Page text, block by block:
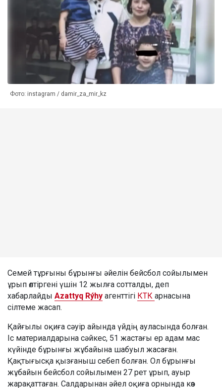
Фото: instagram / damir_za_mir_kz
Семей тұрғыны бұрынғы әйелін бейсбол сойылымен
ұрып өлтіргені үшін 12 жылға сотталды, деп
хабарлайды Azattyq Rýhy агенттігі КТК арнасына
сілтеме жасап.
Қайғылы оқиға сәуір айында үйдің ауласында болған.
Іс материалдарына сәйкес, 51 жастағы ер адам мас
күйінде бұрынғы жұбайына шабуыл жасаған.
Қақтығысқа қызғаныш себеп болған. Ол бұрынғы
жұбайын бейсбол сойылымен 27 рет ұрып, ауыр
жарақаттаған. Салдарынан әйел оқиға орнында көз